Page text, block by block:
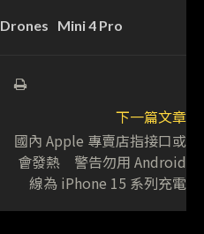
Drones Mini 4 Pro
下一篇文章
國內 Apple 專賣店指接口或
會發熱 警告勿用 Android
線為 iPhone 15 系列充電